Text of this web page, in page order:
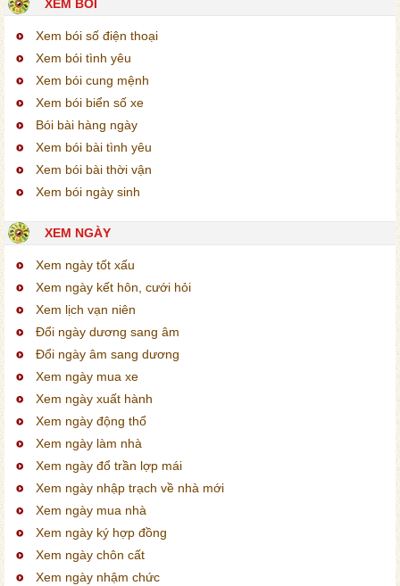
XEM BÓI
Xem bói số điện thoại
Xem bói tình yêu
Xem bói cung mệnh
Xem bói biển số xe
Bói bài hàng ngày
Xem bói bài tình yêu
Xem bói bài thời vận
Xem bói ngày sinh
XEM NGÀY
Xem ngày tốt xấu
Xem ngày kết hôn, cưới hỏi
Xem lịch vạn niên
Đổi ngày dương sang âm
Đổi ngày âm sang dương
Xem ngày mua xe
Xem ngày xuất hành
Xem ngày động thổ
Xem ngày làm nhà
Xem ngày đổ trần lợp mái
Xem ngày nhập trạch về nhà mới
Xem ngày mua nhà
Xem ngày ký hợp đồng
Xem ngày chôn cất
Xem ngày nhậm chức